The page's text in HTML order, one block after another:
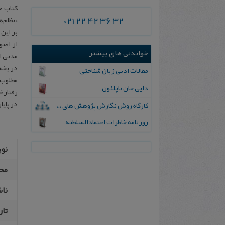
کتاب
بر
از
مدنی
در
رفتار
در
021 22 42 36 32
خواندنی های بیشتر
مقالات ادبی زبان‌ شناختی
دایی جان ناپلئون
کارگاه روش نگارش پژوهش های دانشگاهی
روزنامه خاطرات اعتماد‌السلطنه